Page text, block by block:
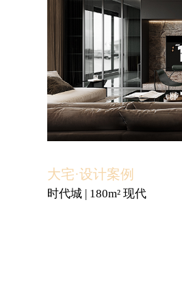
大宅·设计案例
时代城 | 180m² 现代